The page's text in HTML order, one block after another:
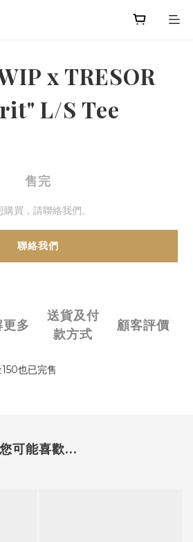
x TRESOR
L/S Tee
售完
購買，請聯絡我們。
聯絡我們
多
送貨及付
款方式
顧客評價
也已完售
您可能喜歡...